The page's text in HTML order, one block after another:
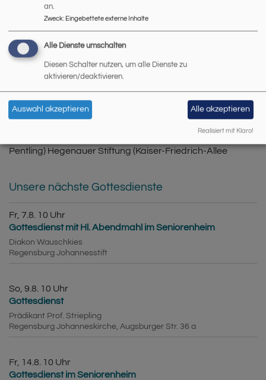
Wir bieten regelmäßig Gottesdienste in verschiedenen
Altersheimen an. Dazu gehören: Bürgerheim
Pentling) Hegenauer Stiftung (Kaiser-Friedrich-Allee
Unsere nächste Gottesdienste
Fr, 7.8. 10 Uhr
Gottesdienst mit Hl. Abendmahl im Seniorenheim
Diakon Wauschkies
Regensburg Johannesstift
So, 9.8. 10 Uhr
Gottesdienst
Prädikant Prof. Striepling
Regensburg Johanneskirche, Augsburger Str. 36 a
Fr, 14.8. 10 Uhr
Gottesdienst im Seniorenheim
an.
Zweck: Eingebettete externe Inhalte
Alle Dienste umschalten
Diesen Schalter nutzen, um alle Dienste zu
aktivieren/deaktivieren.
Auswahl akzeptieren Alle akzeptieren
Realisiert mit Klaro!